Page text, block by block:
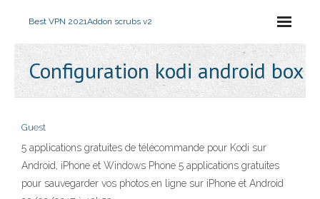
Best VPN 2021Addon scrubs v2
Configuration kodi android box
Guest
5 applications gratuites de télécommande pour Kodi sur
Android, iPhone et Windows Phone 5 applications gratuites
pour sauvegarder vos photos en ligne sur iPhone et Android